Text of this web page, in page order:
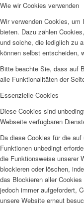
Wie wir Cookies verwenden
Wir verwenden Cookies,
bieten. Dazu zählen
und solche, die lediglich zu
können selbst entscheiden,
Bitte beachte Sie, dass auf
alle Funktionalitäten der
Essenzielle Cookies
Diese Cookies sind
Webseite verfügbaren
Da diese Cookies für die
Funktionen unbedingt
die Funktionsweise unserer
blockieren oder löschen,
das Blockieren aller
jedoch immer aufgefordert,
unsere Website erneut